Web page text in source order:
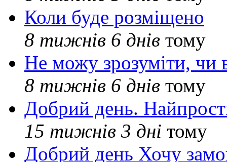
Коли буде розміщено
8 тижнів 6 днів тому
Не можу зрозуміти, чи
8 тижнів 6 днів тому
Добрий день.
15 тижнів 3 дні тому
Добрий день Хочу